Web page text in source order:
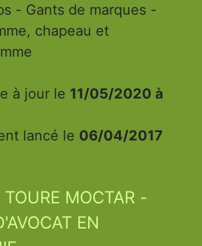
- Gants de marques -
chapeau et
à jour le 11/05/2020 à
lancé le 06/04/2017
TOURE MOCTAR -
EN